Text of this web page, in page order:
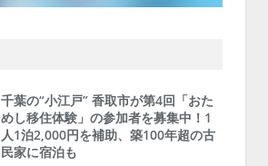
千葉の“小江戸” 香取市が第4回「おた
めし移住体験」の参加者を募集中！1
人1泊2,000円を補助、築100年超の古
民家に宿泊も